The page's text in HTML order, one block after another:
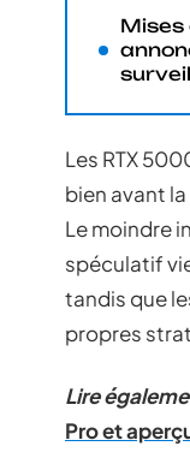
Mises
Les RTX
bien avant
Le moindre
spéculatif
tandis que
propres
Lire
Pro et